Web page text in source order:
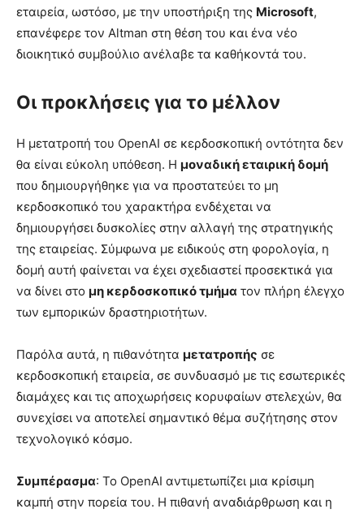
εταιρεία, ωστόσο, με την υποστήριξη της Microsoft,
επανέφερε τον Altman στη θέση του και ένα νέο
διοικητικό συμβούλιο ανέλαβε τα καθήκοντά του.
Οι προκλήσεις για το μέλλον
Η μετατροπή του OpenAI σε κερδοσκοπική οντότητα δεν
θα είναι εύκολη υπόθεση. Η μοναδική εταιρική δομή
που δημιουργήθηκε για να προστατεύει το μη
κερδοσκοπικό του χαρακτήρα ενδέχεται να
δημιουργήσει δυσκολίες στην αλλαγή της στρατηγικής
της εταιρείας. Σύμφωνα με ειδικούς στη φορολογία, η
δομή αυτή φαίνεται να έχει σχεδιαστεί προσεκτικά για
να δίνει στο μη κερδοσκοπικό τμήμα τον πλήρη έλεγχο
των εμπορικών δραστηριοτήτων.
Παρόλα αυτά, η πιθανότητα μετατροπής σε
κερδοσκοπική εταιρεία, σε συνδυασμό με τις εσωτερικές
διαμάχες και τις αποχωρήσεις κορυφαίων στελεχών, θα
συνεχίσει να αποτελεί σημαντικό θέμα συζήτησης στον
τεχνολογικό κόσμο.
Συμπέρασμα: Το OpenAI αντιμετωπίζει μια κρίσιμη
καμπή στην πορεία του. Η πιθανή αναδιάρθρωση και η